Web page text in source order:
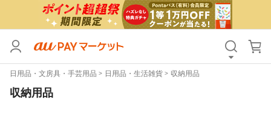
日用品・文房具・手芸用品 日用品・生活雑貨 収納用品
収納用品
カテゴリ すべて
価格